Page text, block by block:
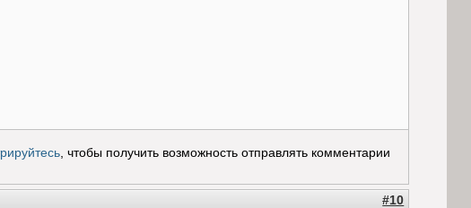
, чтобы получить возможность отправлять комментарии
#10